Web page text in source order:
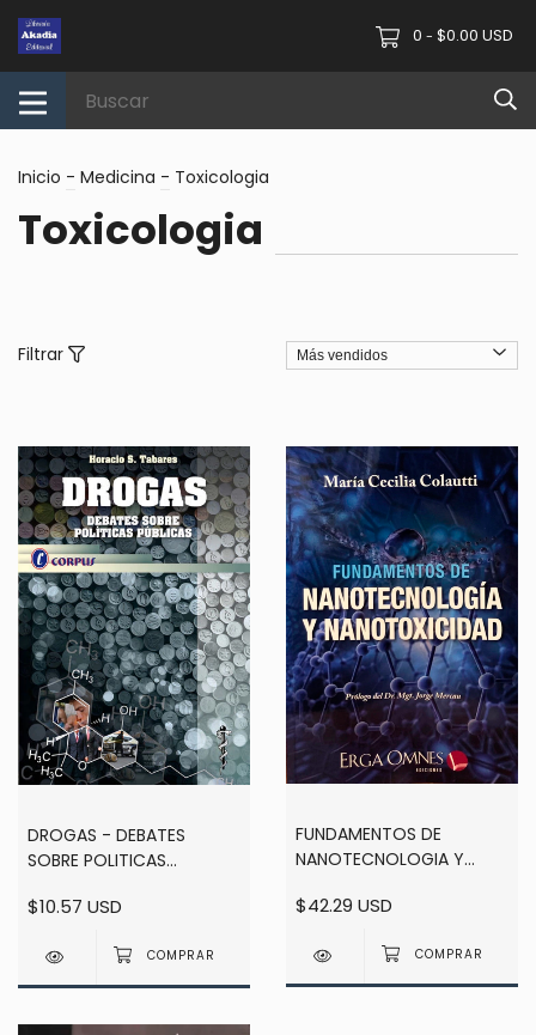
0 - $0.00 USD
Inicio - Medicina - Toxicologia
Toxicologia
Filtrar
DROGAS - DEBATES
SOBRE POLITICAS
TABARES
$10.57 USD
FUNDAMENTOS DE
NANOTECNOLOGIA Y
COLAUTTI
$42.29 USD